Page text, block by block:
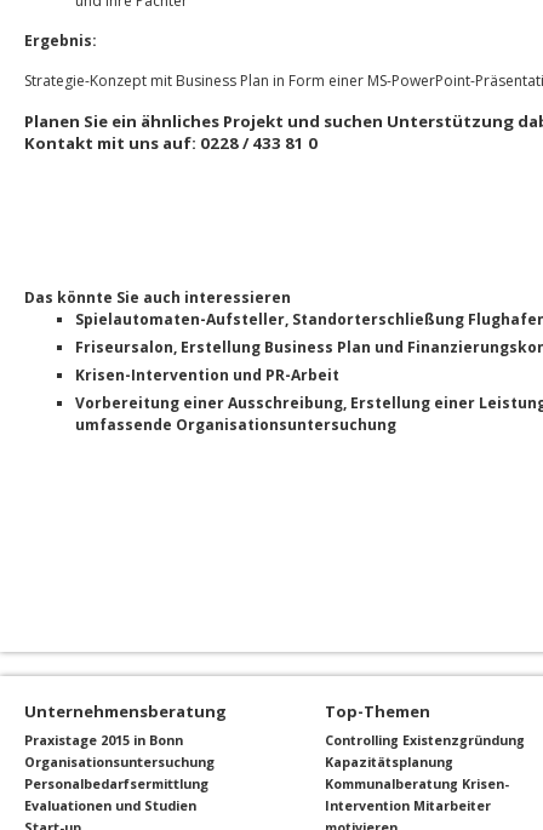
Ergebnis:
Strategie-Konzept mit Business Plan in Form einer MS-PowerPoint-
Planen Sie ein ähnliches Projekt und suchen Unterstützung
Kontakt mit uns auf: 0228 / 433 81 0
Das könnte Sie auch interessieren
Spielautomaten-Aufsteller, Standorterschließung
Friseursalon, Erstellung Business Plan und
Krisen-Intervention und PR-Arbeit
Vorbereitung einer Ausschreibung, Erstellung einer
umfassende Organisationsuntersuchung
Unternehmensberatung
Praxistage 2015 in Bonn
Organisationsuntersuchung
Personalbedarfsermittlung
Evaluationen und Studien
Top-Themen
Controlling Existenzgründung
Kapazitätsplanung
Kommunalberatung Krisen-
Intervention Mitarbeiter